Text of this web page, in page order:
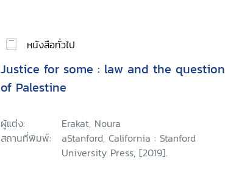
หนังสือทั่วไป
Justice for some : law and the question
of Palestine
ผู้แต่ง:
Erakat, Noura
สถานที่พิมพ์:
aStanford, California : Stanford
University Press, [2019].